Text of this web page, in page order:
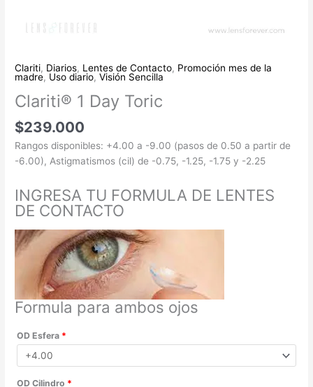
Clariti, Diarios, Lentes de Contacto, Promoción mes de la
madre, Uso diario,Visión Sencilla
Clariti® 1 Day Toric
$239.000
Rangos disponibles: +4.00 a -9.00 (pasos de 0.50 a partir de
-6.00), Astigmatismos (cil) de -0.75, -1.25, -1.75 y -2.25
INGRESA TU FORMULA DE LENTES
DE CONTACTO
Formula para ambos ojos
OD Esfera *
OD Cilindro *